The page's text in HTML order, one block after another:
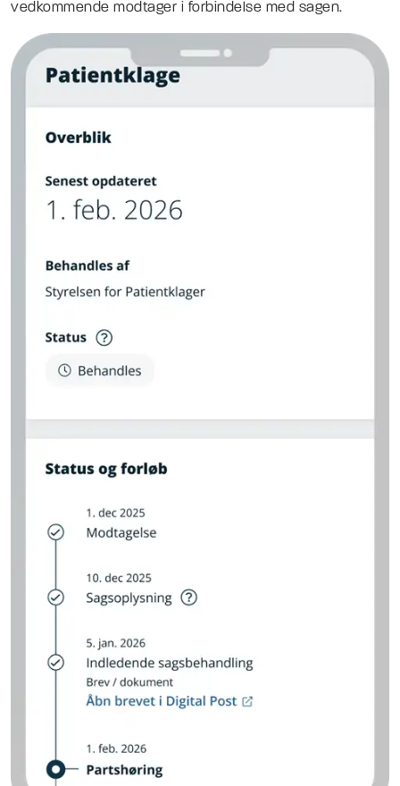
vedkommende modtager i forbindelse med sagen.